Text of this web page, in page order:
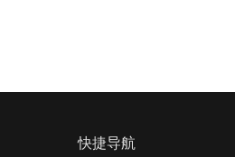
快捷导航